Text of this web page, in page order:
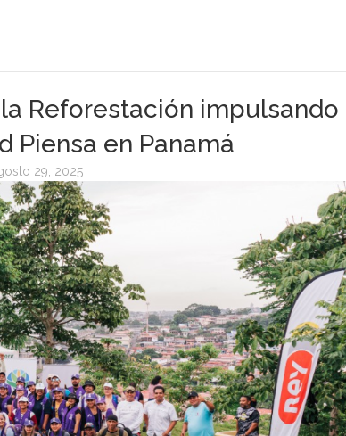
Reforestación impulsando
Piensa en Panamá
29, 2025